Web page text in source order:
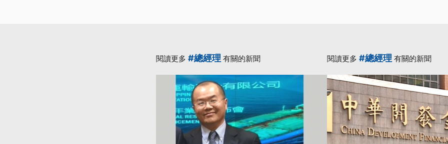
閱讀更多 #總經理 有關的新聞 閱讀更多 #總經理 有關的新聞